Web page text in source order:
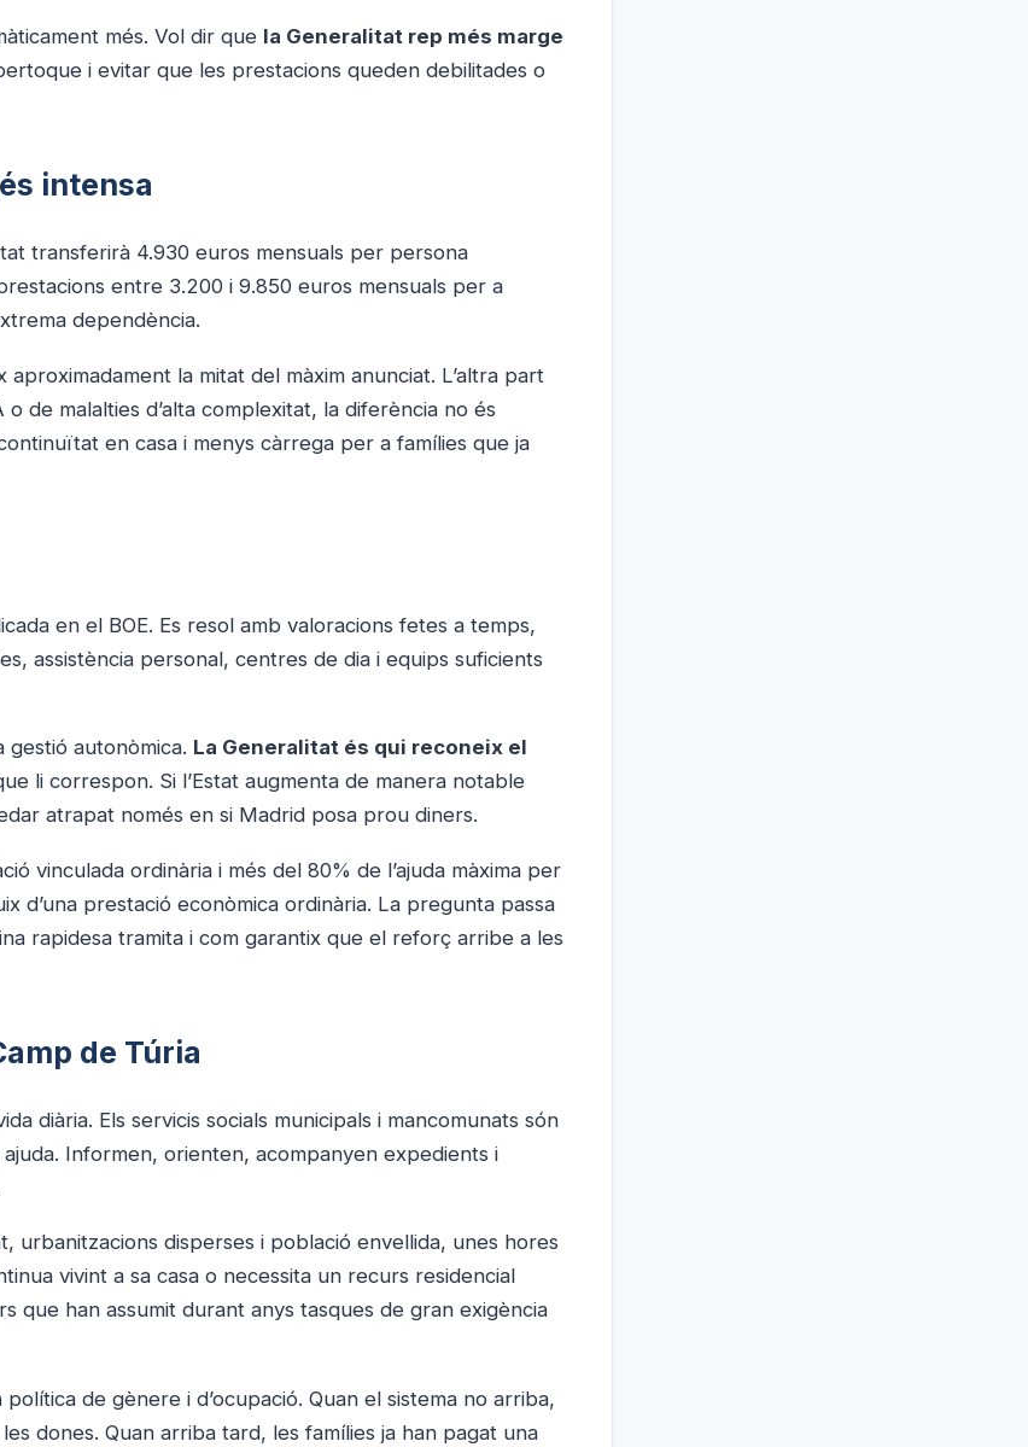
més. Vol dir que la Generalitat rep més marge
i evitar que les prestacions queden debilitades o
intensa
transferirà 4.930 euros mensuals per persona
entre 3.200 i 9.850 euros mensuals per a
dependència.
la mitat del màxim anunciat. L’altra part
o de malalties d’alta complexitat, la diferència no és
en casa i menys càrrega per a famílies que ja
en el BOE. Es resol amb valoracions fetes a temps,
assistència personal, centres de dia i equips suficients
gestió autonòmica. La Generalitat és qui reconeix el
li correspon. Si l’Estat augmenta de manera notable
atrapat només en si Madrid posa prou diners.
vinculada ordinària i més del 80% de l’ajuda màxima per
d’una prestació econòmica ordinària. La pregunta passa
rapidesa tramita i com garantix que el reforç arribe a les
de Túria
diària. Els servicis socials municipals i mancomunats són
Informen, orienten, acompanyen expedients i
urbanitzacions disperses i població envellida, unes hores
vivint a sa casa o necessita un recurs residencial
que han assumit durant anys tasques de gran exigència
de gènere i d’ocupació. Quan el sistema no arriba,
dones. Quan arriba tard, les famílies ja han pagat una